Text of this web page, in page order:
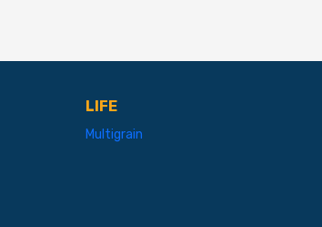
LIFE
Multigrain